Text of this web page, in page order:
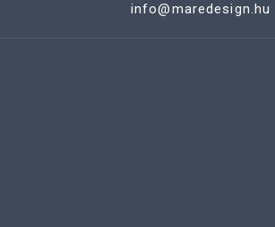
info@maredesign.hu